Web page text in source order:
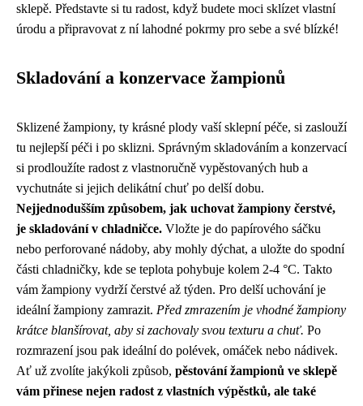
sklepě. Představte si tu radost, když budete moci sklízet vlastní
úrodu a připravovat z ní lahodné pokrmy pro sebe a své blízké!
Skladování a konzervace žampionů
Sklizené žampiony, ty krásné plody vaší sklepní péče, si zaslouží
tu nejlepší péči i po sklizni. Správným skladováním a konzervací
si prodloužíte radost z vlastnoručně vypěstovaných hub a
vychutnáte si jejich delikátní chuť po delší dobu.
Nejjednodušším způsobem, jak uchovat žampiony čerstvé,
je skladování v chladničce. Vložte je do papírového sáčku
nebo perforované nádoby, aby mohly dýchat, a uložte do spodní
části chladničky, kde se teplota pohybuje kolem 2-4 °C. Takto
vám žampiony vydrží čerstvé až týden. Pro delší uchování je
ideální žampiony zamrazit. Před zmrazením je vhodné žampiony
krátce blanšírovat, aby si zachovaly svou texturu a chuť. Po
rozmrazení jsou pak ideální do polévek, omáček nebo nádivek.
Ať už zvolíte jakýkoli způsob, pěstování žampionů ve sklepě
vám přinese nejen radost z vlastních výpěstků, ale také